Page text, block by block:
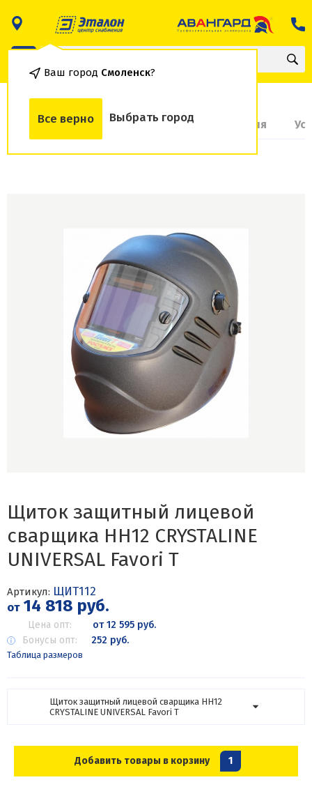
Ваш город Смоленск?
Все верно Выбрать город
О товаре Доставка и оплата Гарантия
Щиток защитный лицевой
сварщика НН12 CRYSTALINE
UNIVERSAL Favori T
Артикул: ЩИТ112
от14 818 руб.
Цена опт:
от 12 595 руб.
Бонусы опт:
252 руб.
Таблица размеров
Щиток защитный лицевой сварщика НН12
CRYSTALINE UNIVERSAL Favori T
Добавить товары в корзину 1